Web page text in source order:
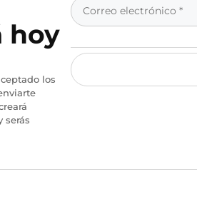
hoy
los
serás